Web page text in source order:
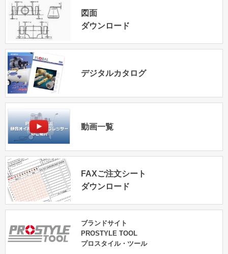
図面
ダウンロード
デジタルカタログ
動画一覧
FAXご注文シート
ダウンロード
ブランドサイト
PROSTYLE TOOL
プロスタイル・ツール